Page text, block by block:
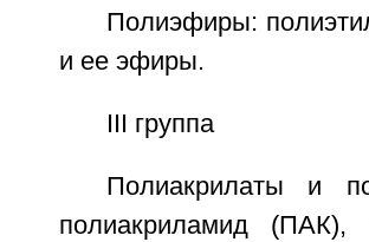
Полиэфиры:
и ее эфиры.
III группа
Полиакрилаты и
полиакриламид (ПАК),